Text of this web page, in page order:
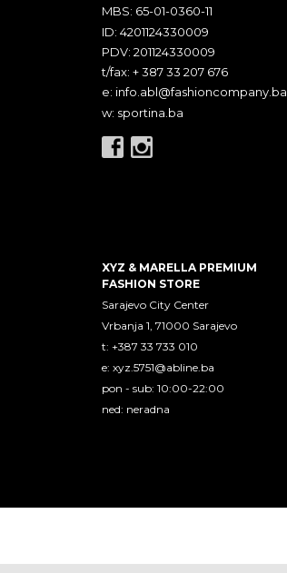
MBS: 65-01-0360-11
ID: 4201124330009
PDV: 201124330009
t/fax: + 387 33 207 676
e: info.abl@fashioncompany.ba
w: sportina.ba
XYZ & MARELLA PREMIUM
FASHION STORE
Sarajevo City Center
Vrbanja 1, 71000 Sarajevo
t: +387 33 733 010
e: xyz.5751@abline.ba
pon - sub: 10:00-22:00
ned: neradna